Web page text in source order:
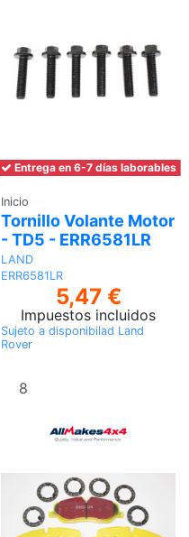
Añadir
carrito
Entrega en 6-7 días laborables
Inicio
Tornillo Volante Motor
- TD5 - ERR6581LR
LAND
ERR6581LR
5,47 €
Impuestos incluidos
Sujeto a disponibilad Land
Rover